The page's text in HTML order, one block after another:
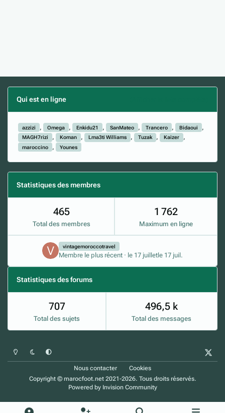
Qui est en ligne
azzizi Omega Enkidu21 SanMateo Trancero
Bidaoui
MAGH7rizi
Koman Lma3ti Williams Tuzak
Kaizer
maroccino
Younes
Statistiques des membres
465
Total des membres
1 762
Maximum en ligne
vintagemoroccotravel
Membre le plus récent · le 17 juilletle 17 juil.
Statistiques des forums
Total des sujets
707
Total des messages
496,5 k
Mode clairMode sombrePréférence du système
Nous contacter
Cookies
Copyright © marocfoot.net 2021-2026. Tous droits réservés.
Powered by Invision Community